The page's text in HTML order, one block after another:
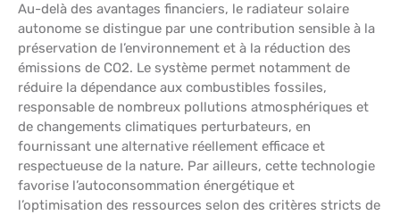
Au-delà des avantages financiers, le radiateur solaire
autonome se distingue par une contribution sensible à la
préservation de l’environnement et à la réduction des
émissions de CO2. Le système permet notamment de
réduire la dépendance aux combustibles fossiles,
responsable de nombreux pollutions atmosphériques et
de changements climatiques perturbateurs, en
fournissant une alternative réellement efficace et
respectueuse de la nature. Par ailleurs, cette technologie
favorise l’autoconsommation énergétique et
l’optimisation des ressources selon des critères stricts de